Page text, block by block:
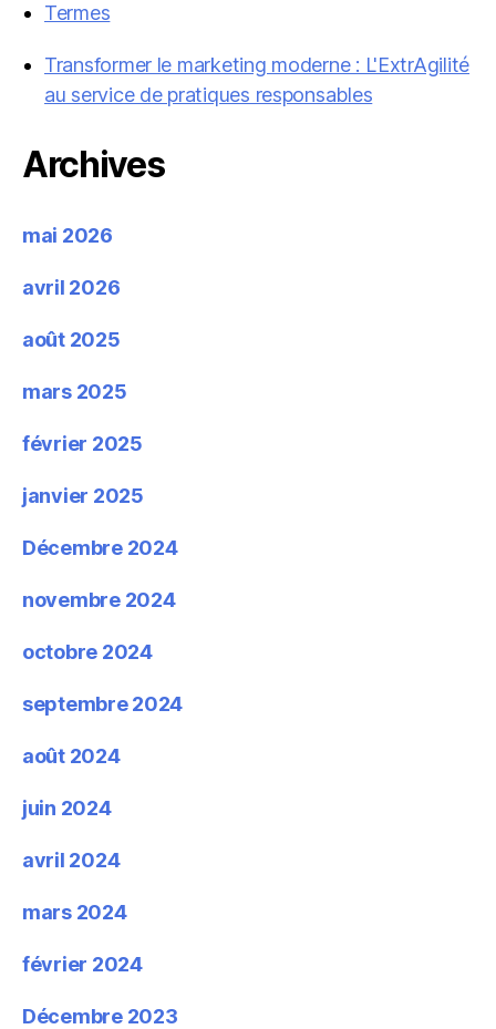
Termes
Transformer le marketing moderne : L'ExtrAgilité
au service de pratiques responsables
Archives
mai 2026
avril 2026
août 2025
mars 2025
février 2025
janvier 2025
Décembre 2024
novembre 2024
octobre 2024
septembre 2024
août 2024
juin 2024
avril 2024
mars 2024
février 2024
Décembre 2023